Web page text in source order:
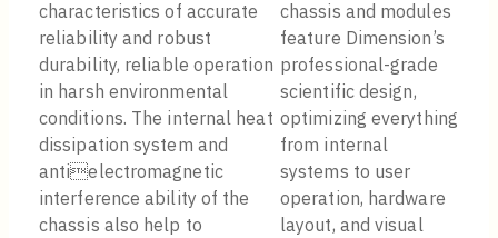
characteristics of accurate
reliability and robust
durability, reliable operation
in harsh environmental
conditions. The internal heat
dissipation system and
antielectromagnetic
interference ability of the
chassis also help to
chassis and modules
feature Dimension’s
professional-grade
scientific design,
optimizing everything
from internal
systems to user
operation, hardware
layout, and visual